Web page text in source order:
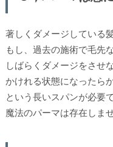
著しくダメージしている
もし、過去の施術で毛先
しばらくダメージをさせ
かけれる状態になったらか
という長いスパンが必要で
魔法のパーマは存在しませ